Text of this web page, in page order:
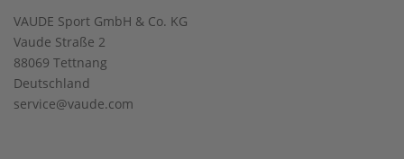
VAUDE Sport GmbH & Co. KG
Vaude Straße 2
88069 Tettnang
Deutschland
service@vaude.com